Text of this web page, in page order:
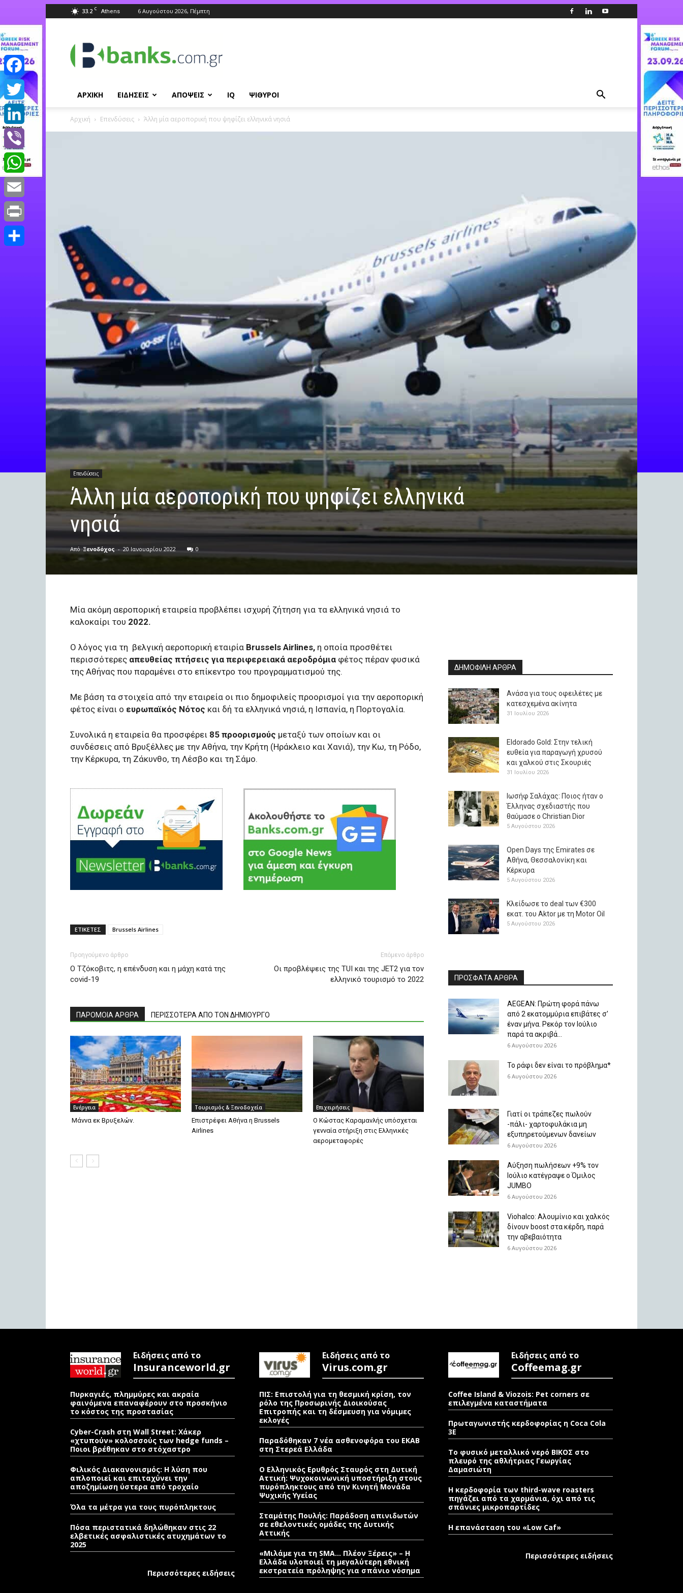
33.2 C Athens 6 Αυγούστου 2026, Πέμπτη
ΑΡΧΙΚΗ ΕΙΔΗΣΕΙΣ ΑΠΟΨΕΙΣ IQ ΨΙΘΥΡΟΙ
Αρχική Επενδύσεις Άλλη μία αεροπορική που ψηφίζει ελληνικά νησιά
Επενδύσεις
Άλλη μία αεροπορική που ψηφίζει ελληνικά
νησιά
Από Ξενοδόχος - 20 Ιανουαρίου 2022 0
Μία ακόμη αεροπορική εταιρεία προβλέπει ισχυρή ζήτηση για τα ελληνικά νησιά το
καλοκαίρι του 2022.
Ο λόγος για τη βελγική αεροπορική εταιρία Brussels Airlines, η οποία προσθέτει
περισσότερες απευθείας πτήσεις για περιφερειακά αεροδρόμια φέτος πέραν φυσικά
της Αθήνας που παραμένει στο επίκεντρο του προγραμματισμού της.
Με βάση τα στοιχεία από την εταιρεία οι πιο δημοφιλείς προορισμοί για την αεροπορική
φέτος είναι ο ευρωπαϊκός Νότος και δή τα ελληνικά νησιά, η Ισπανία, η Πορτογαλία.
Συνολικά η εταιρεία θα προσφέρει 85 προορισμούς μεταξύ των οποίων και οι
συνδέσεις από Βρυξέλλες με την Αθήνα, την Κρήτη (Ηράκλειο και Χανιά), την Κω, τη Ρόδο,
την Κέρκυρα, τη Ζάκυνθο, τη Λέσβο και τη Σάμο.
ΕΤΙΚΕΤΕΣ Brussels Airlines
Προηγούμενο άρθρο
Ο Τζόκοβιτς, η επένδυση και η μάχη κατά της
covid-19
Επόμενο άρθρο
Oι προβλέψεις της TUI και της JET2 για τον
ελληνικό τουρισμό το 2022
ΠΑΡΟΜΟΙΑ ΑΡΘΡΑ ΠΕΡΙΣΣΟΤΕΡΑ ΑΠΟ ΤΟΝ ΔΗΜΙΟΥΡΓΟ
Ενέργεια
Μάννα εκ Βρυξελών.
Τουρισμός & Ξενοδοχεία
Επιστρέφει Αθήνα η Brussels
Airlines
Επιχειρήσεις
O Κώστας Καραμανλής υπόσχεται
γενναία στήριξη στις Ελληνικές
αερομεταφορές
ΔΗΜΟΦΙΛΗ ΑΡΘΡΑ
Ανάσα για τους οφειλέτες με
κατεσχεμένα ακίνητα
31 Ιουλίου 2026
Eldorado Gold: Στην τελική
ευθεία για παραγωγή χρυσού
και χαλκού στις Σκουριές
31 Ιουλίου 2026
Ιωσήφ Σαλάχας: Ποιος ήταν ο
Έλληνας σχεδιαστής που
θαύμασε ο Christian Dior
5 Αυγούστου 2026
Open Days της Emirates σε
Αθήνα, Θεσσαλονίκη και
Κέρκυρα
5 Αυγούστου 2026
Κλείδωσε το deal των €300
εκατ. του Aktor με τη Μotor Oil
5 Αυγούστου 2026
ΠΡΟΣΦΑΤΑ ΑΡΘΡΑ
AEGEAN: Πρώτη φορά πάνω
από 2 εκατομμύρια επιβάτες σ’
έναν μήνα. Ρεκόρ τον Ιούλιο
παρά τα ακριβά...
6 Αυγούστου 2026
Το ράφι δεν είναι το πρόβλημα*
6 Αυγούστου 2026
Γιατί οι τράπεζες πωλούν
-πάλι- χαρτοφυλάκια μη
εξυπηρετούμενων δανείων
6 Αυγούστου 2026
Aύξηση πωλήσεων +9% τον
Ιούλιο κατέγραψε ο Όμιλος
JUMBO
6 Αυγούστου 2026
Viohalco: Aλουμίνιο και χαλκός
δίνουν boost στα κέρδη, παρά
την αβεβαιότητα
6 Αυγούστου 2026
Ειδήσεις από το
Insuranceworld.gr
Πυρκαγιές, πλημμύρες και ακραία
φαινόμενα επαναφέρουν στο προσκήνιο
το κόστος της προστασίας
Cyber-Crash στη Wall Street: Χάκερ
«χτυπούν» κολοσσούς των hedge funds –
Ποιοι βρέθηκαν στο στόχαστρο
Φιλικός Διακανονισμός: Η λύση που
απλοποιεί και επιταχύνει την
αποζημίωση ύστερα από τροχαίο
Όλα τα μέτρα για τους πυρόπληκτους
Πόσα περιστατικά δηλώθηκαν στις 22
ελβετικές ασφαλιστικές ατυχημάτων το
2025
Περισσότερες ειδήσεις
Ειδήσεις από το
Virus.com.gr
ΠΙΣ: Επιστολή για τη θεσμική κρίση, τον
ρόλο της Προσωρινής Διοικούσας
Επιτροπής και τη δέσμευση για νόμιμες
εκλογές
Παραδόθηκαν 7 νέα ασθενοφόρα του ΕΚΑΒ
στη Στερεά Ελλάδα
Ο Ελληνικός Ερυθρός Σταυρός στη Δυτική
Αττική: Ψυχοκοινωνική υποστήριξη στους
πυρόπληκτους από την Κινητή Μονάδα
Ψυχικής Υγείας
Σταμάτης Πουλής: Παράδοση απινιδωτών
σε εθελοντικές ομάδες της Δυτικής
Αττικής
«Μιλάμε για τη SMA… Πλέον Ξέρεις» – Η
Ελλάδα υλοποιεί τη μεγαλύτερη εθνική
εκστρατεία πρόληψης για σπάνιο νόσημα
Ειδήσεις από το
Coffeemag.gr
Coffee Island & Viozois: Pet corners σε
επιλεγμένα καταστήματα
Πρωταγωνιστής κερδοφορίας η Coca Cola
3E
Το φυσικό μεταλλικό νερό ΒΙΚΟΣ στο
πλευρό της αθλήτριας Γεωργίας
Δαμασιώτη
Η κερδοφορία των third-wave roasters
πηγάζει από τα χαρμάνια, όχι από τις
σπάνιες μικροπαρτίδες
Η επανάσταση του «Low Caf»
Περισσότερες ειδήσεις
Facebook
Twitter
LinkedIn
Viber
WhatsApp
Email
Print